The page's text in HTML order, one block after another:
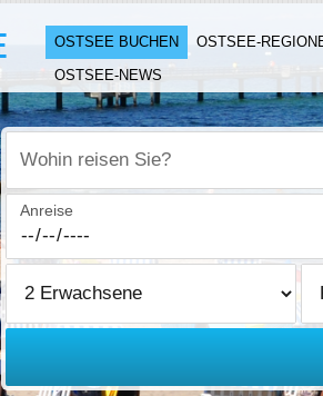
OSTSEE BUCHEN OSTSEE-
OSTSEE-NEWS
Wohin reisen Sie?
Anreise